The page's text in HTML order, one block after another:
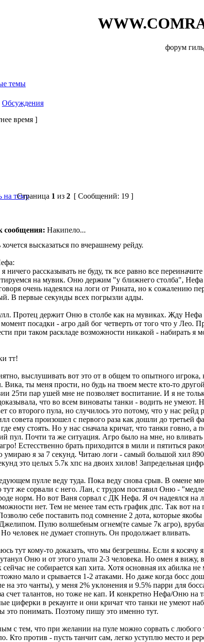
форум
темы
Обсуждения
время ]
Страница 1 из 2 [ Сообщений: 19 ]
сообщения: Накипело...
высказаться по вчерашнему рейду.
ничего рассказывать не буду, тк все равно все переиначите
на мувик. Оню держим "у ближнего столба", Нефа
очень надеялся на логи от Рината, но к сожалению
В первые секунды всех погрызли адды.
Протец держит Оню в столбе как на мувиках. Жду Нефа
посадки - агро дай бог четверть от того что у
при таком раскладе возможности никакой - набирать я
тт!
выслушивать вот это от в общем то опытного
Вика, ты меня прости, но будь на твоем месте кто-то
25ти пар ушей мне не позволяет воспитание. И я не
что во всем виноваты танки - водить не
со второго пула, но случилось это потому, что у нас
совета произошел с первого раза как дошли до третьей
ему стоять. Но у нас сначала кричат, что танки говно, а
пул. Почти та же ситуация. Агро было на мне, но
Естесственно брать приходится в мили и пятиться
умираю я за 7 секунд. Читаю логи - самый большой хил
это целых 5.7к хпс на двоих хилов! Запредельная
пулле веду туда. Пока веду снова срыв. В омене
тут же сорвали с него. Лан, с трудом поставил Оню -
норм. Но вот Ваня сорвал с ДК Нефа. Я оч надеялся на
нет. Тем не менее там есть график дпс. Так вот на
себе поставить под сомнение 2 дота, которые якобы
Пулю волшебным огнем(те самые 7к агро), врубаю
человек не думает стопнуть. Он продолжает вливать.
тут кому-то доказать, что мы безгрешны. Если я
Оню и от этого упали 2-3 человека. Но омен я
сейчас не собирается кап хита. Хотя основная их абилка
мало и срывается 1-2 атаками. Но даже когда босс
на это чанты), у меня 2% уклонения и 9.5% парри для
счет талантов, но тоже не кап. И конкретно Нефа/Оню
циферки в рекаунте и они кричат что танки не умеют
это понимать. Поэтому пишу это именно тут.
с тем, что при желании на пуле можно сорвать с
Кто против - пусть танчит сам, легко уступлю место и